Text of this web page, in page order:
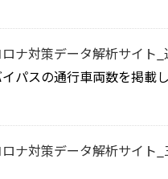
ナ対策データ解析サイト
パスの通行車両数を掲載し
ナ対策データ解析サイト_